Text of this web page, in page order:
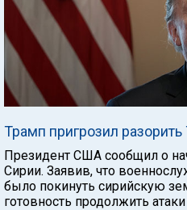
Трамп пригрозил
Президент США сообщил о
Сирии. Заявив, что
было покинуть сирийскую
готовность продолжить